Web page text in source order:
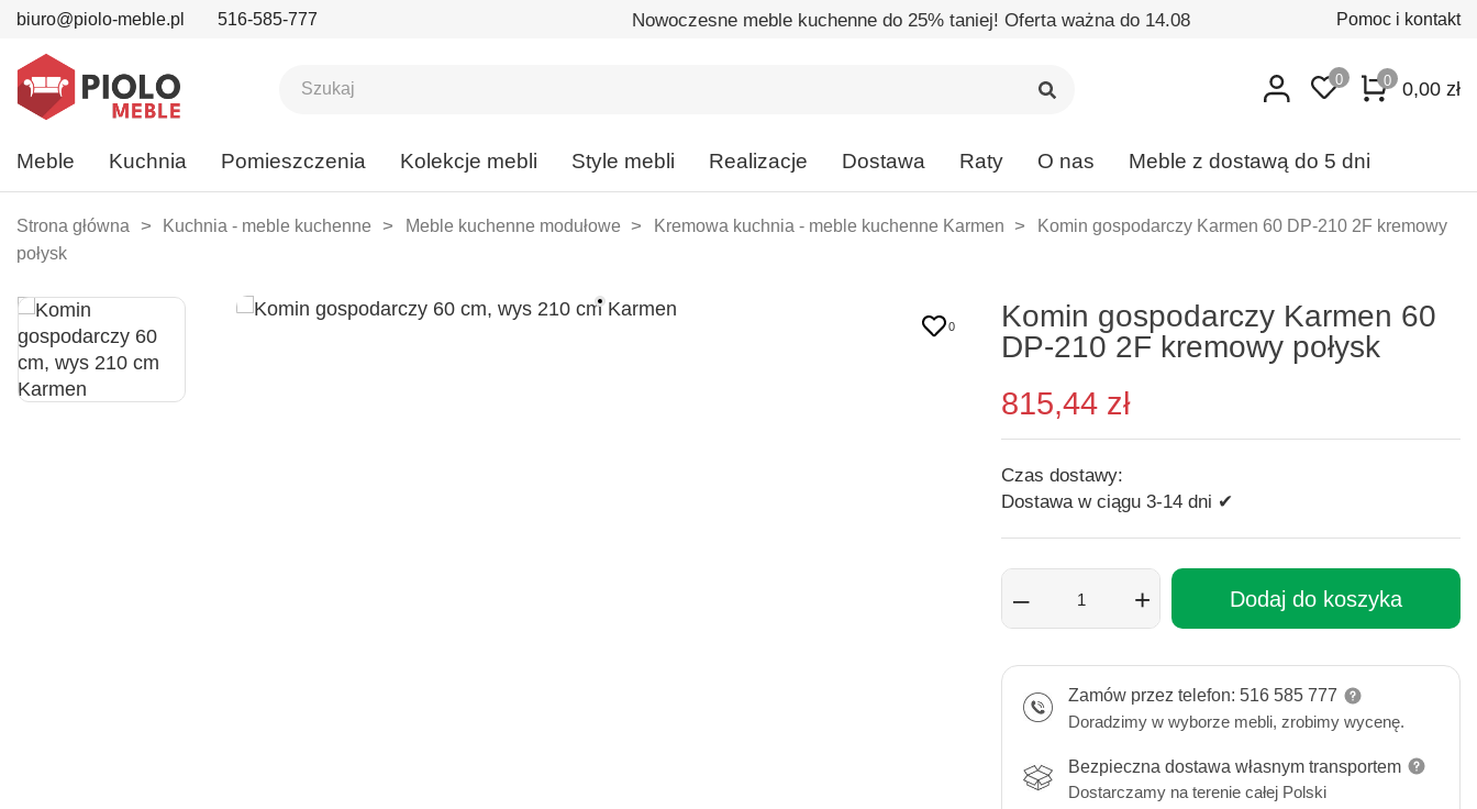
biuro@piolo-meble.pl 516-585-777 Nowoczesne meble kuchenne do 25% taniej! Oferta ważna do 14.08 Pomoc i kontakt
0 0 0,00 zł
Meble Kuchnia Pomieszczenia Kolekcje mebli Style mebli Realizacje Dostawa Raty O nas Meble z dostawą do 5 dni
Strona główna Kuchnia - meble kuchenne Meble kuchenne modułowe Kremowa kuchnia - meble kuchenne Karmen
Komin gospodarczy Karmen 60 DP-210 2F kremowy
połysk
0
Komin gospodarczy Karmen 60
DP-210 2F kremowy połysk
815,44 zł
Czas dostawy:
Dostawa w ciągu 3-14 dni ✔
– + Dodaj do koszyka
Zamów przez telefon: 516 585 777
Doradzimy w wyborze mebli, zrobimy wycenę.
Bezpieczna dostawa własnym transportem
Dostarczamy na terenie całej Polski